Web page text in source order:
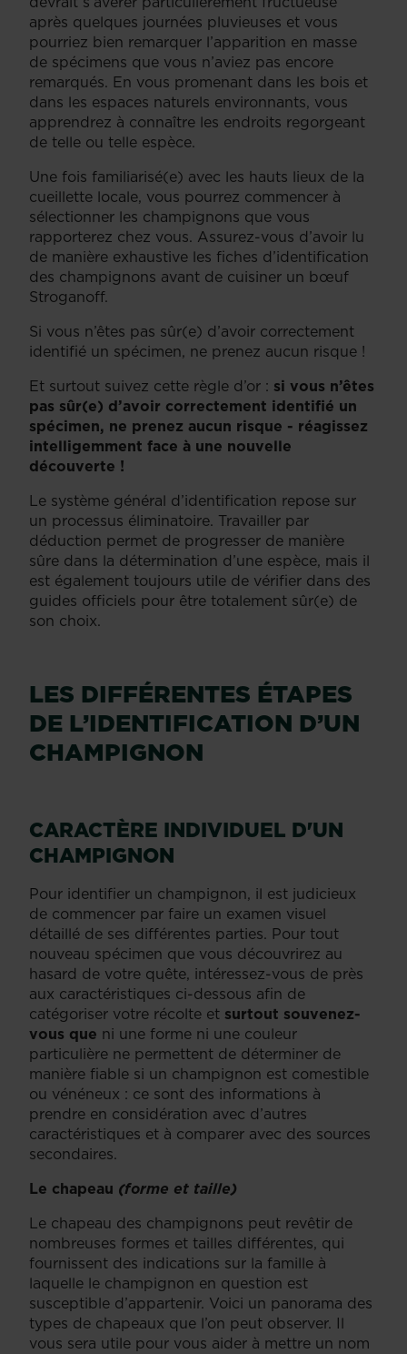
après quelques journées pluvieuses et vous
pourriez bien remarquer l’apparition en masse
de spécimens que vous n’aviez pas encore
remarqués. En vous promenant dans les bois et
dans les espaces naturels environnants, vous
apprendrez à connaître les endroits regorgeant
de telle ou telle espèce.
Une fois familiarisé(e) avec les hauts lieux de la
cueillette locale, vous pourrez commencer à
sélectionner les champignons que vous
rapporterez chez vous. Assurez-vous d’avoir lu
de manière exhaustive les fiches d’identification
des champignons avant de cuisiner un bœuf
Stroganoff.
Si vous n’êtes pas sûr(e) d’avoir correctement
identifié un spécimen, ne prenez aucun risque !
Et surtout suivez cette règle d’or : si vous n’êtes
pas sûr(e) d’avoir correctement identifié un
spécimen, ne prenez aucun risque - réagissez
intelligemment face à une nouvelle
découverte !
Le système général d’identification repose sur
un processus éliminatoire. Travailler par
déduction permet de progresser de manière
sûre dans la détermination d’une espèce, mais il
est également toujours utile de vérifier dans des
guides officiels pour être totalement sûr(e) de
son choix.
LES DIFFÉRENTES ÉTAPES
DE L’IDENTIFICATION D’UN
CHAMPIGNON
CARACTÈRE INDIVIDUEL D'UN
CHAMPIGNON
Pour identifier un champignon, il est judicieux
de commencer par faire un examen visuel
détaillé de ses différentes parties. Pour tout
nouveau spécimen que vous découvrirez au
hasard de votre quête, intéressez-vous de près
aux caractéristiques ci-dessous afin de
catégoriser votre récolte et surtout souvenez-
vous que ni une forme ni une couleur
particulière ne permettent de déterminer de
manière fiable si un champignon est comestible
ou vénéneux : ce sont des informations à
prendre en considération avec d’autres
caractéristiques et à comparer avec des sources
secondaires.
Le chapeau (forme et taille)
Le chapeau des champignons peut revêtir de
nombreuses formes et tailles différentes, qui
fournissent des indications sur la famille à
laquelle le champignon en question est
susceptible d’appartenir. Voici un panorama des
types de chapeaux que l’on peut observer. Il
vous sera utile pour vous aider à mettre un nom